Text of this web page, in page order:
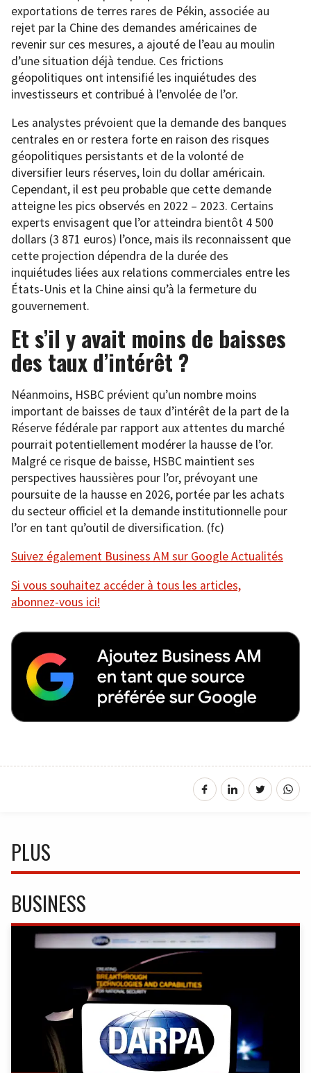
exportations de terres rares de Pékin, associée au
rejet par la Chine des demandes américaines de
revenir sur ces mesures, a ajouté de l’eau au moulin
d’une situation déjà tendue. Ces frictions
géopolitiques ont intensifié les inquiétudes des
investisseurs et contribué à l’envolée de l’or.
Les analystes prévoient que la demande des banques
centrales en or restera forte en raison des risques
géopolitiques persistants et de la volonté de
diversifier leurs réserves, loin du dollar américain.
Cependant, il est peu probable que cette demande
atteigne les pics observés en 2022 – 2023. Certains
experts envisagent que l’or atteindra bientôt 4 500
dollars (3 871 euros) l’once, mais ils reconnaissent que
cette projection dépendra de la durée des
inquiétudes liées aux relations commerciales entre les
États-Unis et la Chine ainsi qu’à la fermeture du
gouvernement.
Et s’il y avait moins de baisses
des taux d’intérêt ?
Néanmoins, HSBC prévient qu’un nombre moins
important de baisses de taux d’intérêt de la part de la
Réserve fédérale par rapport aux attentes du marché
pourrait potentiellement modérer la hausse de l’or.
Malgré ce risque de baisse, HSBC maintient ses
perspectives haussières pour l’or, prévoyant une
poursuite de la hausse en 2026, portée par les achats
du secteur officiel et la demande institutionnelle pour
l’or en tant qu’outil de diversification. (fc)
Suivez également Business AM sur Google Actualités
Si vous souhaitez accéder à tous les articles,
abonnez-vous ici!
PLUS
BUSINESS